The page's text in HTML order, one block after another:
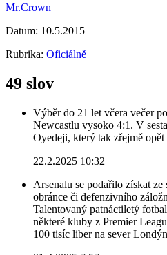
Mr.Crown
Datum: 10.5.2015
Rubrika: Oficiálně
49 slov
Výběr do 21 let včera večer
Newcastlu vysoko 4:1. V
Oyedeji, který tak zřejmě
22.2.2025 10:32
Arsenalu se podařilo získat ze
obránce či defenzivního
Talentovaný patnáctiletý
některé kluby z Premier
100 tisíc liber na sever